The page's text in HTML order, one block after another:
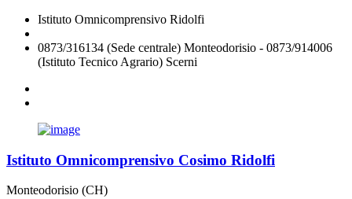
Istituto Omnicomprensivo Ridolfi
0873/316134 (Sede centrale) Monteodorisio - 0873/914006
(Istituto Tecnico Agrario) Scerni
Istituto Omnicomprensivo Cosimo Ridolfi
Monteodorisio (CH)